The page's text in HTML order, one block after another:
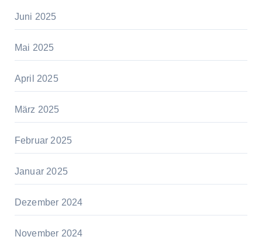
Juni 2025
Mai 2025
April 2025
März 2025
Februar 2025
Januar 2025
Dezember 2024
November 2024